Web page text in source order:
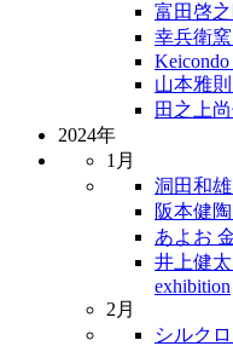
富田啓
幸兵衛
山本雅
田之上
2024年
1月
洞田和
阪本健陶
あよお
井上健
exhibition
2月
シルク